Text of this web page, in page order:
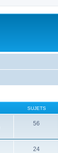
SUJETS
56
24